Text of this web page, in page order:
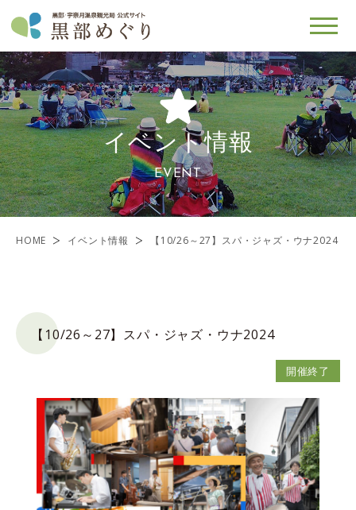
イベント情報
EVENT
HOME イベント情報 【10/26～27】スパ・ジャズ・ウナ2024
【10/26～27】スパ・ジャズ・ウナ2024
開催終了